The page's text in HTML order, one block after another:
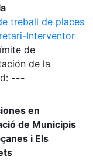
treball de places
Interventor
de
de la
---
en
de Municipis
i Els